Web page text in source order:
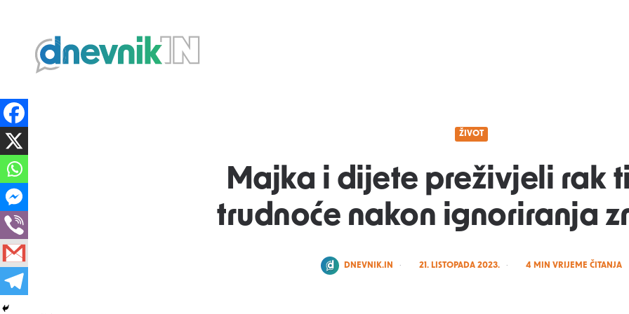
Dnevnik.in
ŽIVOT
Majka i dijete preživjeli rak
trudnoće nakon ignoriranja
POSTED
DNEVNIK.IN 21. LISTOPADA 2023. 4 MIN VRIJEME ČITANJA